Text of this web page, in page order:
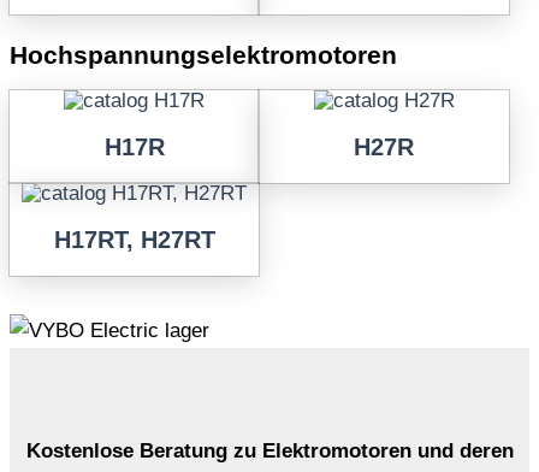
Hochspannungselektromotoren
H17R H27R
H17RT, H27RT
Kostenlose Beratung zu Elektromotoren und deren